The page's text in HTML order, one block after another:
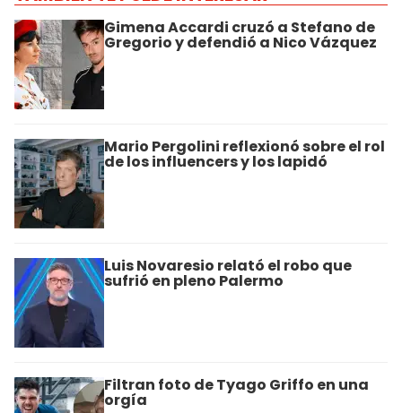
Gimena Accardi cruzó a Stefano de
Gregorio y defendió a Nico Vázquez
Mario Pergolini reflexionó sobre el rol
de los influencers y los lapidó
Luis Novaresio relató el robo que
sufrió en pleno Palermo
Filtran foto de Tyago Griffo en una
orgía